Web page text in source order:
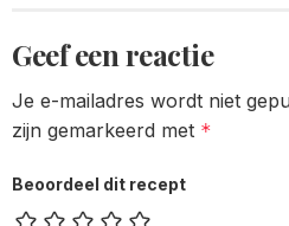
Geef een reactie
Je e-mailadres wordt niet
zijn gemarkeerd met *
Beoordeel dit recept